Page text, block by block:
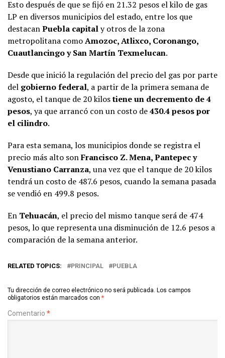
Esto después de que se fijó en 21.32 pesos el kilo de gas
LP en diversos municipios del estado, entre los que
destacanPuebla capitaly otros de la zona
metropolitana comoAmozoc, Atlixco, Coronango,
Cuautlancingo y San Martín Texmelucan.
Desde que inició la regulación del precio del gas por parte
del gobierno federal, a partir de la primera semana de
agosto, el tanque de 20 kilostiene un decremento de 4
pesos, ya que arrancó con un costo de430.4 pesos por
el cilindro.
Para esta semana, los municipios donde se registra el
precio más alto sonFrancisco Z. Mena, Pantepec y
Venustiano Carranza, una vez que el tanque de 20 kilos
tendrá un costo de 487.6 pesos, cuando la semana pasada
se vendió en 499.8 pesos.
En Tehuacán, el precio del mismo tanque será de 474
pesos, lo que representa una disminución de 12.6 pesos a
comparación de la semana anterior.
RELATED TOPICS: PRINCIPAL PUEBLA
Tu dirección de correo electrónico no será publicada. Los campos
obligatorios están marcados con *
Comentario *